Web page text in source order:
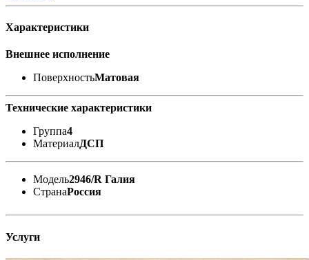
Характеристики
Внешнее исполнение
ПоверхностьМатовая
Технические характеристики
Группа4
МатериалДСП
Модель2946/R Галия
СтранаРоссия
Услуги